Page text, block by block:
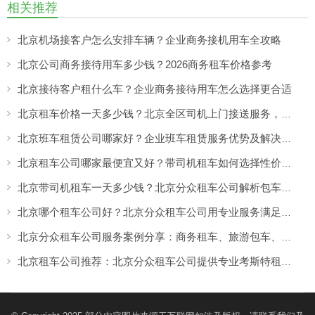
相关推荐
北京机场接客户怎么安排车辆？企业商务接机用车全攻略
北京公司商务接待用车多少钱？2026商务租车价格参考
北京接待客户租什么车？企业商务接待用车怎么选择更合适
北京租车价格一天多少钱？北京全区司机上门接送服务，让出行更方便
北京班车租赁公司哪家好？企业班车租赁服务优势及解决方案
北京租车公司哪家最便宜又好？带司机租车如何选择性价比高的服务
北京带司机租车一天多少钱？北京分众租车公司解析包车价格与服务优势
北京哪个租车公司好？北京分众租车公司用专业服务满足商务、旅游多场景出行需求
北京分众租车公司服务案例分享：商务租车、旅游包车、考斯特、中巴车及企业长期用车解决方案
北京租车公司推荐：北京分众租车公司提供专业考斯特租赁服务